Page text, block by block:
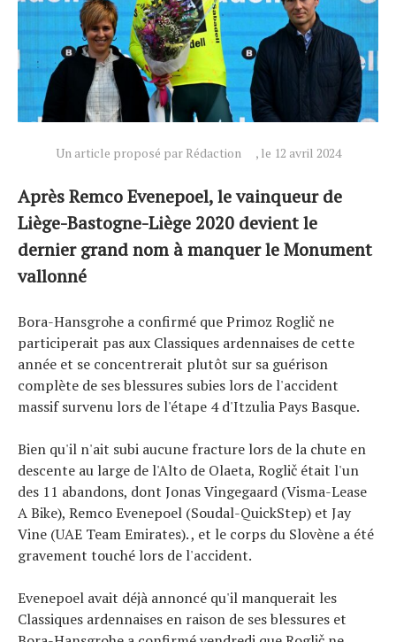
Un article proposé par Rédaction , le 12 avril 2024
Après Remco Evenepoel, le vainqueur de
Liège-Bastogne-Liège 2020 devient le
dernier grand nom à manquer le Monument
vallonné
Bora-Hansgrohe a confirmé que Primoz Roglič ne
participerait pas aux Classiques ardennaises de cette
année et se concentrerait plutôt sur sa guérison
complète de ses blessures subies lors de l'accident
massif survenu lors de l'étape 4 d'Itzulia Pays Basque.
Bien qu'il n'ait subi aucune fracture lors de la chute en
descente au large de l'Alto de Olaeta, Roglič était l'un
des 11 abandons, dont Jonas Vingegaard (Visma-Lease
A Bike), Remco Evenepoel (Soudal-QuickStep) et Jay
Vine (UAE Team Emirates). , et le corps du Slovène a été
gravement touché lors de l'accident.
Evenepoel avait déjà annoncé qu'il manquerait les
Classiques ardennaises en raison de ses blessures et
Technologies
Tests de produits
Conseils
Tous nos articles
À propos